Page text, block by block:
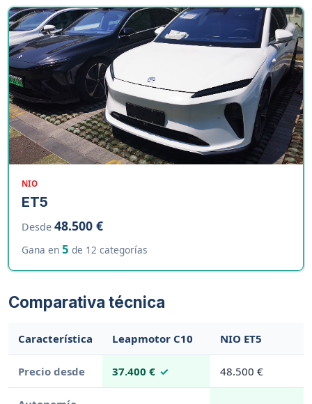
NIO
ET5
Desde 48.500 €
Gana en 5 de 12 categorías
Comparativa técnica
Característica Leapmotor C10 NIO ET5
Precio desde 37.400 € 48.500 €